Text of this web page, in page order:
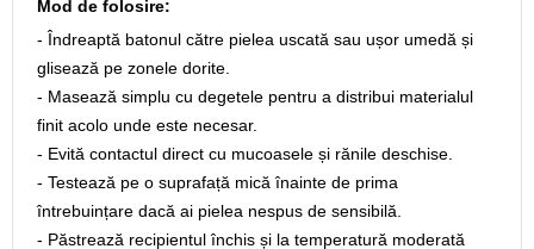
Mod de folosire:
- Îndreaptă batonul către pielea uscată sau ușor umedă și
glisează pe zonele dorite.
- Masează simplu cu degetele pentru a distribui materialul
finit acolo unde este necesar.
- Evită contactul direct cu mucoasele și rănile deschise.
- Testează pe o suprafață mică înainte de prima
întrebuințare dacă ai pielea nespus de sensibilă.
- Păstrează recipientul închis și la temperatură moderată